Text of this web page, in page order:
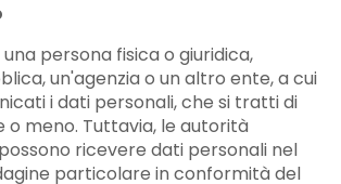
persona fisica o giuridica,
un'agenzia o un altro ente, a cui
i dati personali, che si tratti di
meno. Tuttavia, le autorità
ricevere dati personali nel
particolare in conformità del